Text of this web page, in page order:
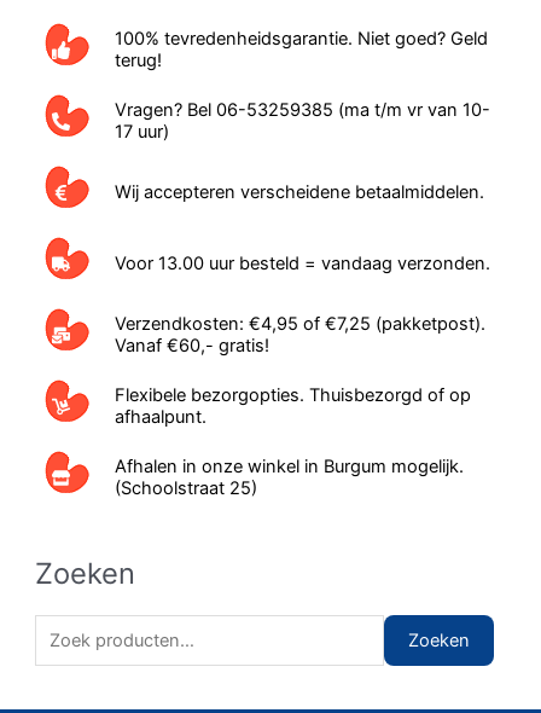
100% tevredenheidsgarantie. Niet goed? Geld
terug!
Vragen? Bel 06-53259385 (ma t/m vr van 10-
17 uur)
Wij accepteren verscheidene betaalmiddelen.
Voor 13.00 uur besteld = vandaag verzonden.
Verzendkosten: €4,95 of €7,25 (pakketpost).
Vanaf €60,- gratis!
Flexibele bezorgopties. Thuisbezorgd of op
afhaalpunt.
Afhalen in onze winkel in Burgum mogelijk.
(Schoolstraat 25)
Zoeken
o
Zoeken